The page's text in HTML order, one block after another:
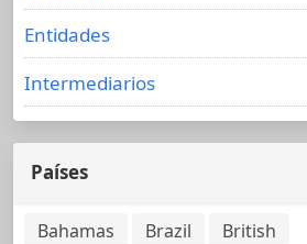
Entidades
Intermediarios
Países
Bahamas Brazil
British